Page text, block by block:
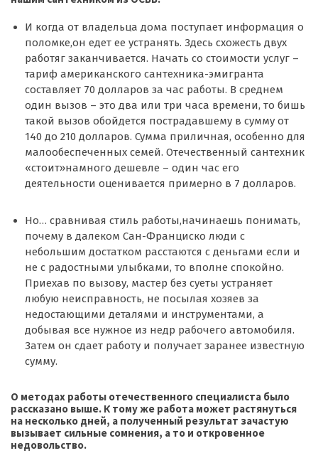
И когда от владельца дома поступает информация о
поломке,он едет ее устранять. Здесь схожесть двух
работяг заканчивается. Начать со стоимости услуг –
тариф американского сантехника-эмигранта
составляет 70 долларов за час работы. В среднем
один вызов – это два или три часа времени, то бишь
такой вызов обойдется пострадавшему в сумму от
140 до 210 долларов. Сумма приличная, особенно для
малообеспеченных семей. Отечественный сантехник
«стоит»намного дешевле – один час его
деятельности оценивается примерно в 7 долларов.
Но… сравнивая стиль работы,начинаешь понимать,
почему в далеком Сан-Франциско люди с
небольшим достатком расстаются с деньгами если и
не с радостными улыбками, то вполне спокойно.
Приехав по вызову, мастер без суеты устраняет
любую неисправность, не посылая хозяев за
недостающими деталями и инструментами, а
добывая все нужное из недр рабочего автомобиля.
Затем он сдает работу и получает заранее известную
сумму.
О методах работы отечественного специалиста было
рассказано выше. К тому же работа может растянуться
на несколько дней, а полученный результат зачастую
вызывает сильные сомнения, а то и откровенное
недовольство.